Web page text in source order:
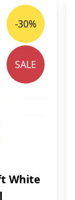
White
-30%
SALE